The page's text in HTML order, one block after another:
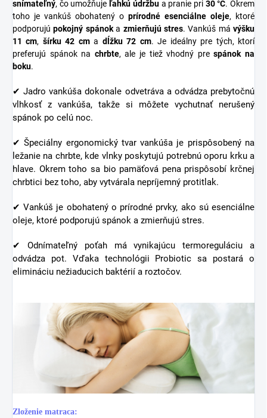
snímateľný, čo umožňuje ľahkú údržbua pranie pri 30 °C. Okrem
toho je vankúš obohatený o prírodné esenciálne oleje, ktoré
podporujúpokojný spánoka zmierňujú stres. Vankúš má výšku
11 cm, šírku 42 cma dĺžku 72 cm. Je ideálny pre tých, ktorí
preferujú spánok na chrbte, ale je tiež vhodný prespánok na
boku.
✔ Jadro vankúša dokonale odvetráva a odvádza prebytočnú
vlhkosť z vankúša, takže si môžete vychutnať nerušený
spánok po celú noc.
✔ Špeciálny ergonomický tvar vankúša je prispôsobený na
ležanie na chrbte, kde vlnky poskytujú potrebnú oporu krku a
hlave. Okrem toho sa bio pamäťová pena prispôsobí krčnej
chrbtici bez toho, aby vytvárala nepríjemný protitlak.
✔ Vankúš je obohatený o prírodné prvky, ako sú esenciálne
oleje, ktoré podporujú spánok a zmierňujú stres.
✔ Odnímateľný poťah má vynikajúcu termoreguláciu a
odvádza pot. Vďaka technológii Probiotic sa postará o
elimináciu nežiaducich baktérií a roztočov.
Zloženie matraca: